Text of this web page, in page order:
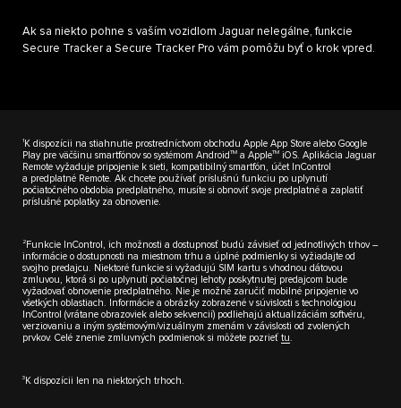
Ak sa niekto pohne s vaším vozidlom Jaguar nelegálne, funkcie
Secure Tracker a Secure Tracker Pro vám pomôžu byť o krok vpred.
1 K dispozícii na stiahnutie prostredníctvom obchodu Apple App Store alebo Google
Play pre väčšinu smartfónov so systémom Android TM a AppleTM
iOS. Aplikácia Jaguar
Remote vyžaduje pripojenie k sieti, kompatibilný smartfón, účet InControl
a predplatné Remote. Ak chcete používať príslušnú funkciu po uplynutí
počiatočného obdobia predplatného, musíte si obnoviť svoje predplatné a zaplatiť
príslušné poplatky za obnovenie.
2 Funkcie InControl, ich možnosti a dostupnosť budú závisieť od jednotlivých trhov –
informácie o dostupnosti na miestnom trhu a úplné podmienky si vyžiadajte od
svojho predajcu. Niektoré funkcie si vyžadujú SIM kartu s vhodnou dátovou
zmluvou, ktorá si po uplynutí počiatočnej lehoty poskytnutej predajcom bude
vyžadovať obnovenie predplatného. Nie je možné zaručiť mobilné pripojenie vo
všetkých oblastiach. Informácie a obrázky zobrazené v súvislosti s technológiou
InControl (vrátane obrazoviek alebo sekvencií) podliehajú aktualizáciám softvéru,
verziovaniu a iným systémovým/vizuálnym zmenám v závislosti od zvolených
prvkov. Celé znenie zmluvných podmienok si môžete pozrieť tu.
3 K dispozícii len na niektorých trhoch.